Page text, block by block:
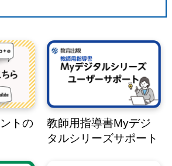
トの
教師用指導書Myデジ
タルシリーズサポート